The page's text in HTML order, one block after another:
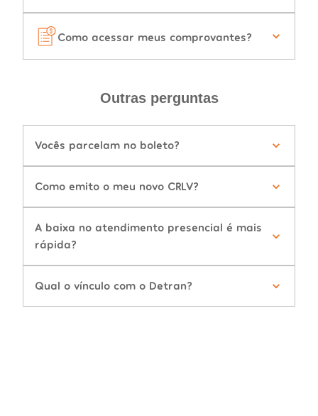
Como acessar meus comprovantes?
Outras perguntas
Vocês parcelam no boleto?
Como emito o meu novo CRLV?
A baixa no atendimento presencial é mais
rápida?
Qual o vínculo com o Detran?